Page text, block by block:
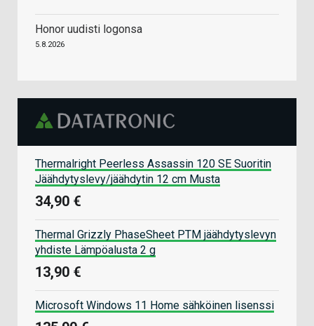
Honor uudisti logonsa
5.8.2026
Thermalright Peerless Assassin 120 SE Suoritin
Jäähdytyslevy/jäähdytin 12 cm Musta
34,90 €
Thermal Grizzly PhaseSheet PTM jäähdytyslevyn
yhdiste Lämpöalusta 2 g
13,90 €
Microsoft Windows 11 Home sähköinen lisenssi